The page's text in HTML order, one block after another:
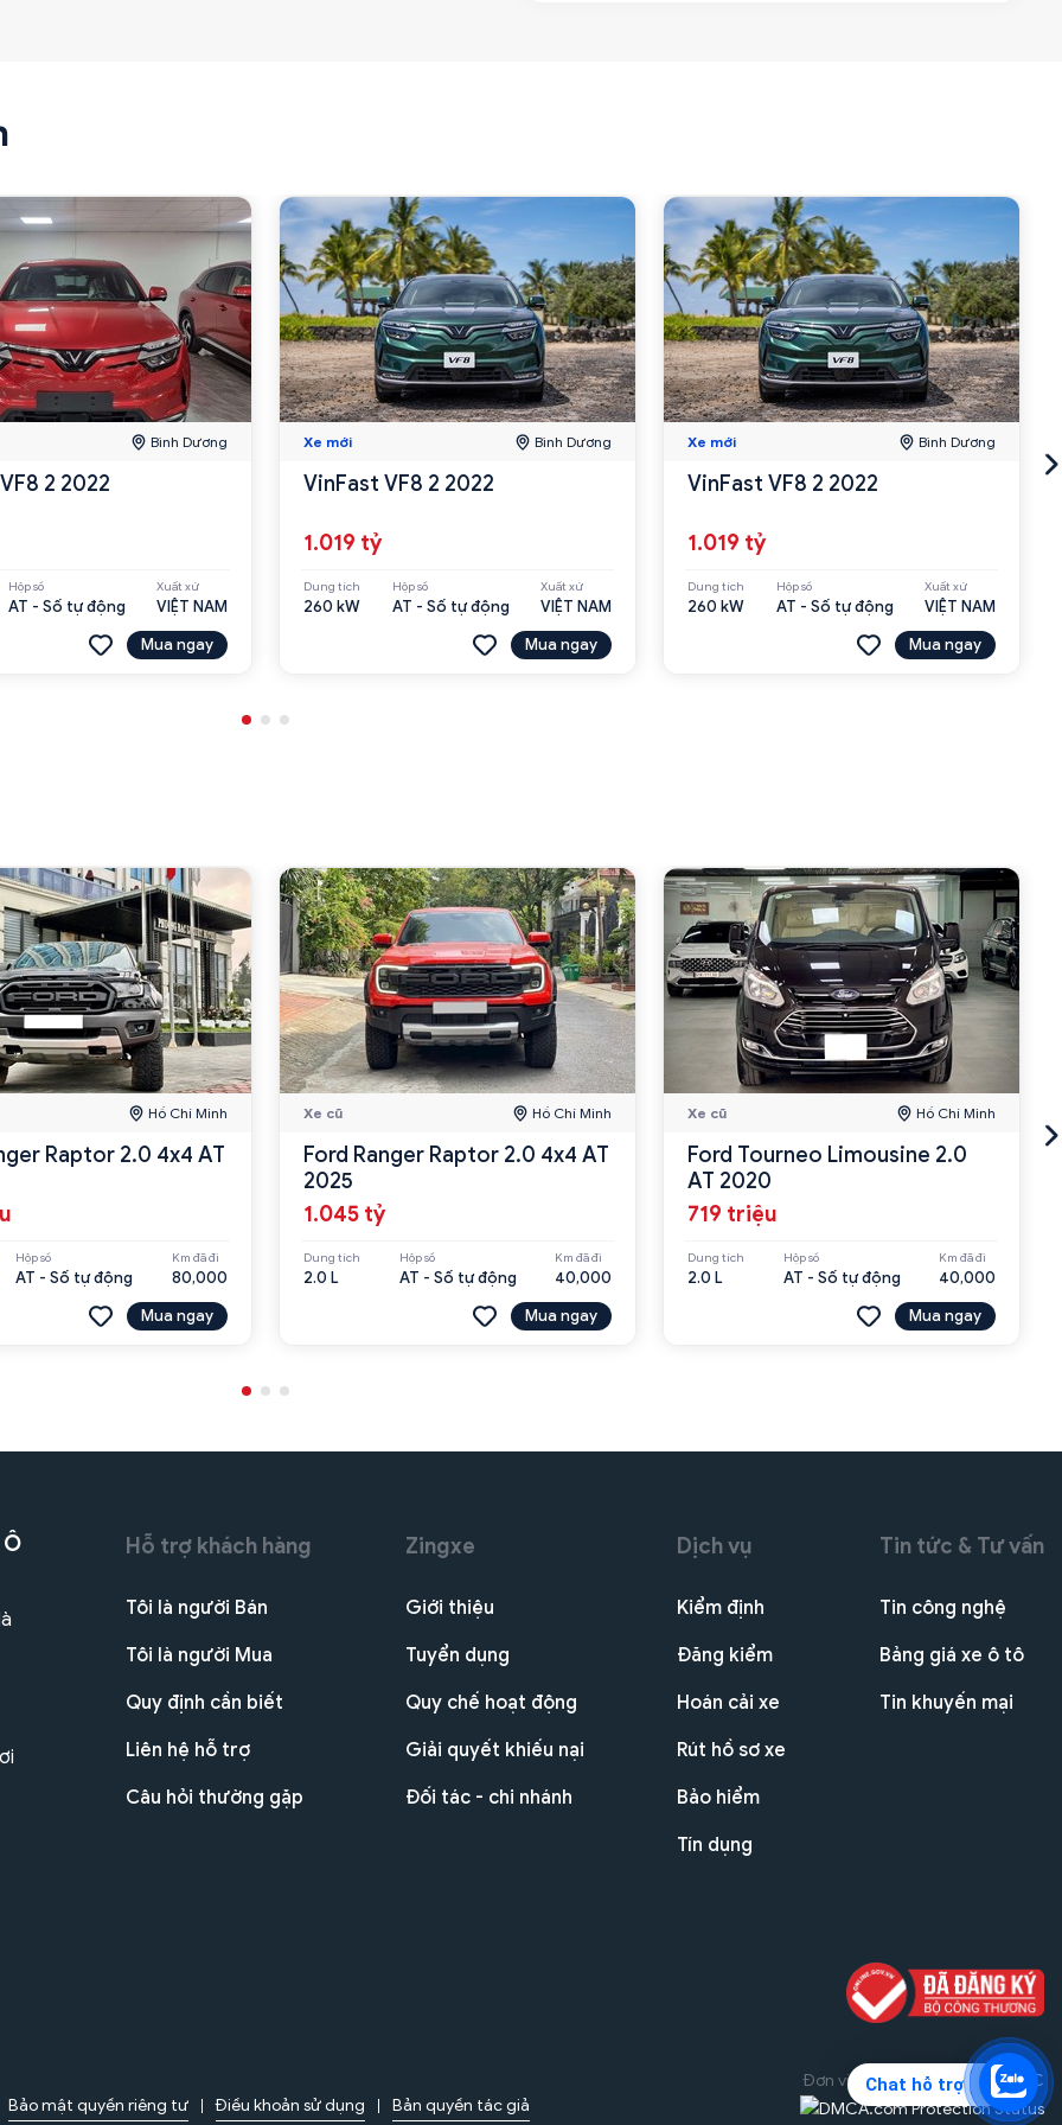
Chat hỗ trợ
Bình Dương
2 2022
Hộp số
AT - Số tự động
Xuất xứ
VIỆT NAM
Mua ngay
Xe mới Bình Dương
VinFast VF8 2 2022
1.019 tỷ
Dung tích
260 kW
Hộp số
AT - Số tự động
Xuất xứ
VIỆT NAM
Mua ngay
Xe mới Bình Dương
VinFast VF8 2 2022
1.019 tỷ
Dung tích
260 kW
Hộp số
AT - Số tự động
Xuất xứ
VIỆT NAM
Mua ngay
Hồ Chí Minh
Raptor 2.0 4x4 AT
Hộp số
AT - Số tự động
Km đã đi
80,000
Mua ngay
Xe cũ Hồ Chí Minh
Ford Ranger Raptor 2.0 4x4 AT
2025
1.045 tỷ
Dung tích
2.0 L
Hộp số
AT - Số tự động
Km đã đi
40,000
Mua ngay
Xe cũ Hồ Chí Minh
Ford Tourneo Limousine 2.0
AT 2020
719 triệu
Dung tích
2.0 L
Hộp số
AT - Số tự động
Km đã đi
40,000
Mua ngay
Ô Hỗ trợ khách hàng
Tôi là người Bán
Tôi là người Mua
Quy định cần biết
Liên hệ hỗ trợ
Câu hỏi thường gặp
Zingxe
Giới thiệu
Tuyển dụng
Quy chế hoạt động
Giải quyết khiếu nại
Đối tác - chi nhánh
Dịch vụ
Kiểm định
Đăng kiểm
Hoán cải xe
Rút hồ sơ xe
Bảo hiểm
Tín dụng
Tin tức & Tư vấn
Tin công nghệ
Bảng giá xe ô tô
Tin khuyến mại
Đơn vị triển khai dự án THG JSC
Bảo mật quyền riêng tư
Điều khoản sử dụng Bản quyền tác giả